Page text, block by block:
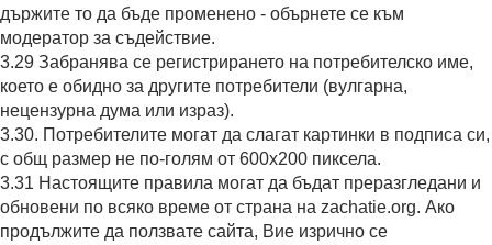
държите то да бъде променено - обърнете се към
модератор за съдействие.
3.29 Забранява се регистрирането на потребителско име,
което е обидно за другите потребители (вулгарна,
нецензурна дума или израз).
3.30. Потребителите могат да слагат картинки в подписа си,
с общ размер не по-голям от 600x200 пиксела.
3.31 Настоящите правила могат да бъдат преразгледани и
обновени по всяко време от страна на zachatie.org. Ако
продължите да ползвате сайта, Вие изрично се